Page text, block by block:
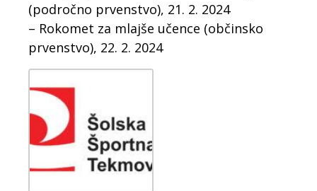
(področno prvenstvo), 21. 2. 2024
– Rokomet za mlajše učence (občinsko
prvenstvo), 22. 2. 2024